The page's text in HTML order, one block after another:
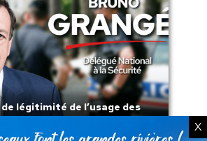
légitimité de l’usage des
X